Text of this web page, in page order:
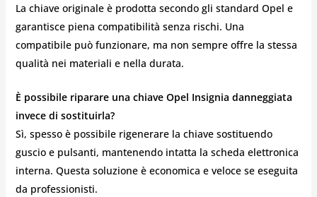
La chiave originale è prodotta secondo gli standard Opel e
garantisce piena compatibilità senza rischi. Una
compatibile può funzionare, ma non sempre offre la stessa
qualità nei materiali e nella durata.
È possibile riparare una chiave Opel Insignia danneggiata
invece di sostituirla?
Sì, spesso è possibile rigenerare la chiave sostituendo
guscio e pulsanti, mantenendo intatta la scheda elettronica
interna. Questa soluzione è economica e veloce se eseguita
da professionisti.